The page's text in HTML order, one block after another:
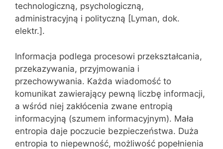
technologiczną, psychologiczną,
administracyjną i polityczną [Lyman, dok.
elektr.].
Informacja podlega procesowi przekształcania,
przekazywania, przyjmowania i
przechowywania. Każda wiadomość to
komunikat zawierający pewną liczbę informacji,
a wśród niej zakłócenia zwane entropią
informacyjną (szumem informacyjnym). Mała
entropia daje poczucie bezpieczeństwa. Duża
entropia to niepewność, możliwość popełnienia